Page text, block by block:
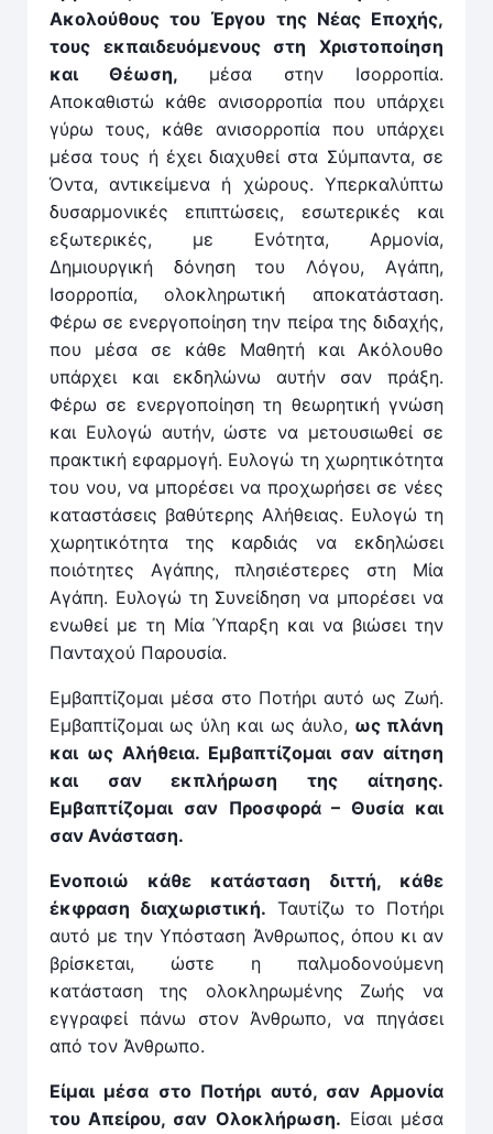
Ακολούθους του Έργου της Νέας Εποχής,
τους εκπαιδευόμενους στη Χριστοποίηση
και Θέωση, μέσα στην Ισορροπία.
Αποκαθιστώ κάθε ανισορροπία που υπάρχει
γύρω τους, κάθε ανισορροπία που υπάρχει
μέσα τους ή έχει διαχυθεί στα Σύμπαντα, σε
Όντα, αντικείμενα ή χώρους. Υπερκαλύπτω
δυσαρμονικές επιπτώσεις, εσωτερικές και
εξωτερικές, με Ενότητα, Αρμονία,
Δημιουργική δόνηση του Λόγου, Αγάπη,
Ισορροπία, ολοκληρωτική αποκατάσταση.
Φέρω σε ενεργοποίηση την πείρα της διδαχής,
που μέσα σε κάθε Μαθητή και Ακόλουθο
υπάρχει και εκδηλώνω αυτήν σαν πράξη.
Φέρω σε ενεργοποίηση τη θεωρητική γνώση
και Ευλογώ αυτήν, ώστε να μετουσιωθεί σε
πρακτική εφαρμογή. Ευλογώ τη χωρητικότητα
του νου, να μπορέσει να προχωρήσει σε νέες
καταστάσεις βαθύτερης Αλήθειας. Ευλογώ τη
χωρητικότητα της καρδιάς να εκδηλώσει
ποιότητες Αγάπης, πλησιέστερες στη Μία
Αγάπη. Ευλογώ τη Συνείδηση να μπορέσει να
ενωθεί με τη Μία Ύπαρξη και να βιώσει την
Πανταχού Παρουσία.
Εμβαπτίζομαι μέσα στο Ποτήρι αυτό ως Ζωή.
Εμβαπτίζομαι ως ύλη και ως άυλο, ως πλάνη
και ως Αλήθεια. Εμβαπτίζομαι σαν αίτηση
και σαν εκπλήρωση της αίτησης.
Εμβαπτίζομαι σαν Προσφορά – Θυσία και
σαν Ανάσταση.
Ενοποιώ κάθε κατάσταση διττή, κάθε
έκφραση διαχωριστική. Ταυτίζω το Ποτήρι
αυτό με την Υπόσταση Άνθρωπος, όπου κι αν
βρίσκεται, ώστε η παλμοδονούμενη
κατάσταση της ολοκληρωμένης Ζωής να
εγγραφεί πάνω στον Άνθρωπο, να πηγάσει
από τον Άνθρωπο.
Είμαι μέσα στο Ποτήρι αυτό, σαν Αρμονία
του Απείρου, σαν Ολοκλήρωση. Είσαι μέσα